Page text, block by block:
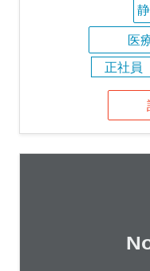
医
正社員